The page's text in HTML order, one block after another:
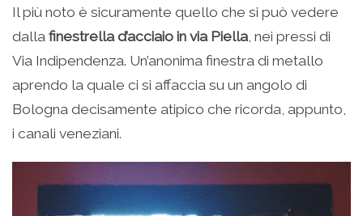
Il più noto è sicuramente quello che si può vedere
dalla finestrella d’acciaio in via Piella, nei pressi di
Via Indipendenza. Un’anonima finestra di metallo
aprendo la quale ci si affaccia su un angolo di
Bologna decisamente atipico che ricorda, appunto,
i canali veneziani.